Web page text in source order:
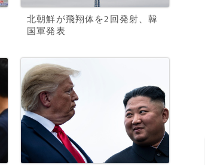
北朝鮮が飛翔体を2回発射、韓
国軍発表